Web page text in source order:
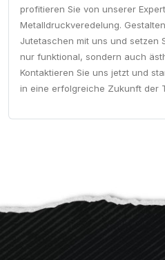
profitieren Sie von unserer
Metalldruckveredelung.
Jutetaschen mit uns und setzen
nur funktional, sondern auch
Kontaktieren Sie uns jetzt und
in eine erfolgreiche Zukunft der